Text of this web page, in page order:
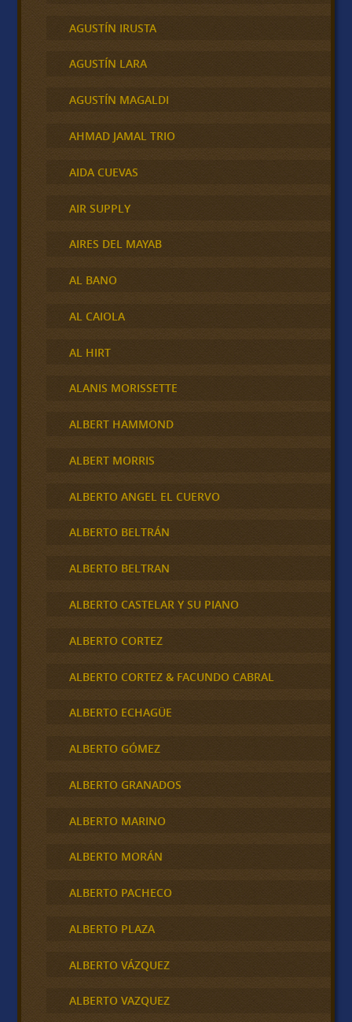
AGUSTÍN IRUSTA
AGUSTÍN LARA
AGUSTÍN MAGALDI
AHMAD JAMAL TRIO
AIDA CUEVAS
AIR SUPPLY
AIRES DEL MAYAB
AL BANO
AL CAIOLA
AL HIRT
ALANIS MORISSETTE
ALBERT HAMMOND
ALBERT MORRIS
ALBERTO ANGEL EL CUERVO
ALBERTO BELTRÁN
ALBERTO BELTRAN
ALBERTO CASTELAR Y SU PIANO
ALBERTO CORTEZ
ALBERTO CORTEZ & FACUNDO CABRAL
ALBERTO ECHAGÜE
ALBERTO GÓMEZ
ALBERTO GRANADOS
ALBERTO MARINO
ALBERTO MORÁN
ALBERTO PACHECO
ALBERTO PLAZA
ALBERTO VÁZQUEZ
ALBERTO VAZQUEZ